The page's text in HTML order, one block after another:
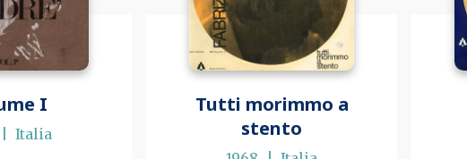
I
Italia
Tutti morimmo a
stento